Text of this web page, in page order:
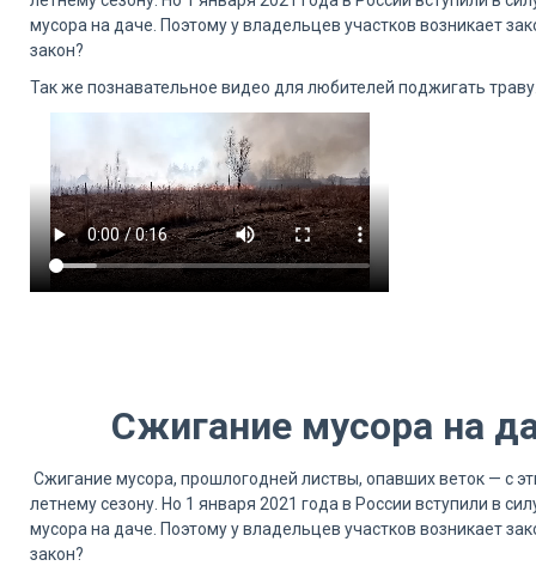
мусора на даче. Поэтому у владельцев участков возникает
закон?
Так же познавательное видео для любителей поджигать
Сжигание мусора на
Сжигание мусора, прошлогодней листвы, опавших веток — с
летнему сезону. Но 1 января 2021 года в России вступили в
мусора на даче. Поэтому у владельцев участков возникает
закон?